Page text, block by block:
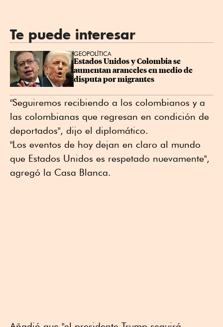
Te puede interesar
GEOPOLÍTICA
Estados Unidos y Colombia se
aumentan aranceles en medio de
disputa por migrantes
"Seguiremos recibiendo a los colombianos y a
las colombianas que regresan en condición de
deportados", dijo el diplomático.
"Los eventos de hoy dejan en claro al mundo
que Estados Unidos es respetado nuevamente",
agregó la Casa Blanca.